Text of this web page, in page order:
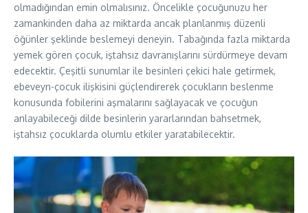
olmadığından emin olmalısınız. Öncelikle çocuğunuzu her
zamankinden daha az miktarda ancak planlanmış düzenli
öğünler şeklinde beslemeyi deneyin. Tabağında fazla miktarda
yemek gören çocuk, iştahsız davranışlarını sürdürmeye devam
edecektir. Çeşitli sunumlar ile besinleri çekici hale getirmek,
ebeveyn-çocuk ilişkisini güçlendirerek çocukların beslenme
konusunda fobilerini aşmalarını sağlayacak ve çocuğun
anlayabileceği dilde besinlerin yararlarından bahsetmek,
iştahsız çocuklarda olumlu etkiler yaratabilecektir.